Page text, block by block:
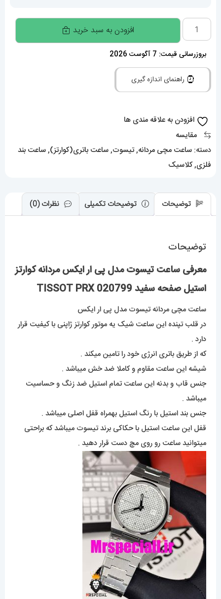
ساعت
تیسوت
مدل
پی
کوارتز
سفید
TISSOT
PRX
افزودن به سبد خرید
بروزرسانی قیمت: 7 آگوست 2026
راهنمای اندازه گیری
افزودن به علاقه مندی ها
مقایسه
دسته: ساعت مچی مردانه,تیسوت,ساعت باتری(کوارتز),ساعت بند
فلزی,کلاسیک
توضیحات توضیحات تکمیلی نظرات (0)
توضیحات
معرفی ساعت تیسوت مدل پی ار ایکس مردانه کوارتز
استیل صفحه سفید 020799 TISSOT PRX
ساعت مچی مردانهتیسوت مدل پی ار ایکس
در قلب تپنده این ساعت شیک یه موتور کوارتز ژاپنی با کیفیت قرار
دارد .
که از طریق باتری انرژی خود را تامین میکند .
شیشه این ساعت مقاوم و کاملا ضد خش میباشد .
جنس قاب و بدنه این ساعت تمام استیل ضد زنگ و حساسیت
میباشد .
جنس بند استیل با رنگ استیل بهمراه قفل اصلی میباشد .
قفل این ساعت استیل با حکاکی برند تیسوت میباشد که براحتی
میتوانید ساعت رو روی مچ دست قرار دهید .